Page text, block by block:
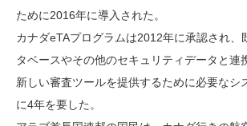
ために2016年に導入された。
カナダeTAプログラムは2012年に承認され、
タベースやその他のセキュリティデータと連
新しい審査ツールを提供するために必要なシ
に4年を要した。